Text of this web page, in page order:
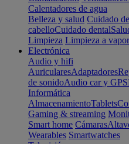
Calentadores de agua
Belleza y salud Cuidado
cabelloCuidado dental
Limpieza Limpieza a vapor
Electrónica
Audio y hifi
AuricularesAdaptadores
de sonidoAudio car y GPS
Informática
AlmacenamientoTablets
Gaming & streaming
Smart home Cámaras
Wearables Smartwatches